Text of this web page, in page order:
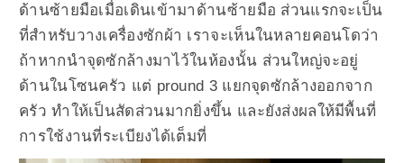
ด้านซ้ายมือเมื่อเดินเข้ามาด้านซ้ายมือ ส่วนแรกจะเป็น
ที่สำหรับวางเครื่องซักผ้า เราจะเห็นในหลายคอนโดว่า
ถ้าหากนำจุดซักล้างมาไว้ในห้องนั้น ส่วนใหญ่จะอยู่
ด้านในโซนครัว แต่ pround 3 แยกจุดซักล้างออกจาก
ครัว ทำให้เป็นสัดส่วนมากยิ่งขึ้น และยังส่งผลให้มีพื้นที่
การใช้งานที่ระเบียงได้เต็มที่